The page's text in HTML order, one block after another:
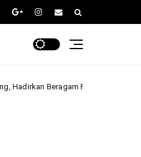
Promo Kendaraan dan Pembiayaan